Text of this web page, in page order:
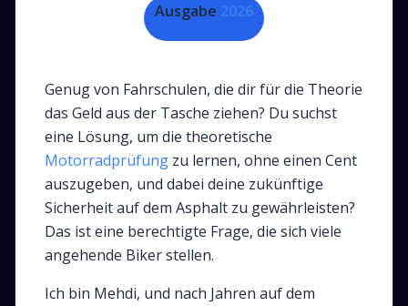
Ausgabe 2026
Genug von Fahrschulen, die dir für die Theorie
das Geld aus der Tasche ziehen? Du suchst
eine Lösung, um die theoretische
Motorradprüfung zu lernen, ohne einen Cent
auszugeben, und dabei deine zukünftige
Sicherheit auf dem Asphalt zu gewährleisten?
Das ist eine berechtigte Frage, die sich viele
angehende Biker stellen.
Ich bin Mehdi, und nach Jahren auf dem